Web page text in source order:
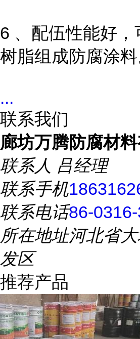
6 、配伍性能好，
树脂组成防腐涂料
...
联系我们
廊坊万腾防腐材
联系人 吕经理
联系手机
联系电话86-
所在地址河北省
发区
推荐产品